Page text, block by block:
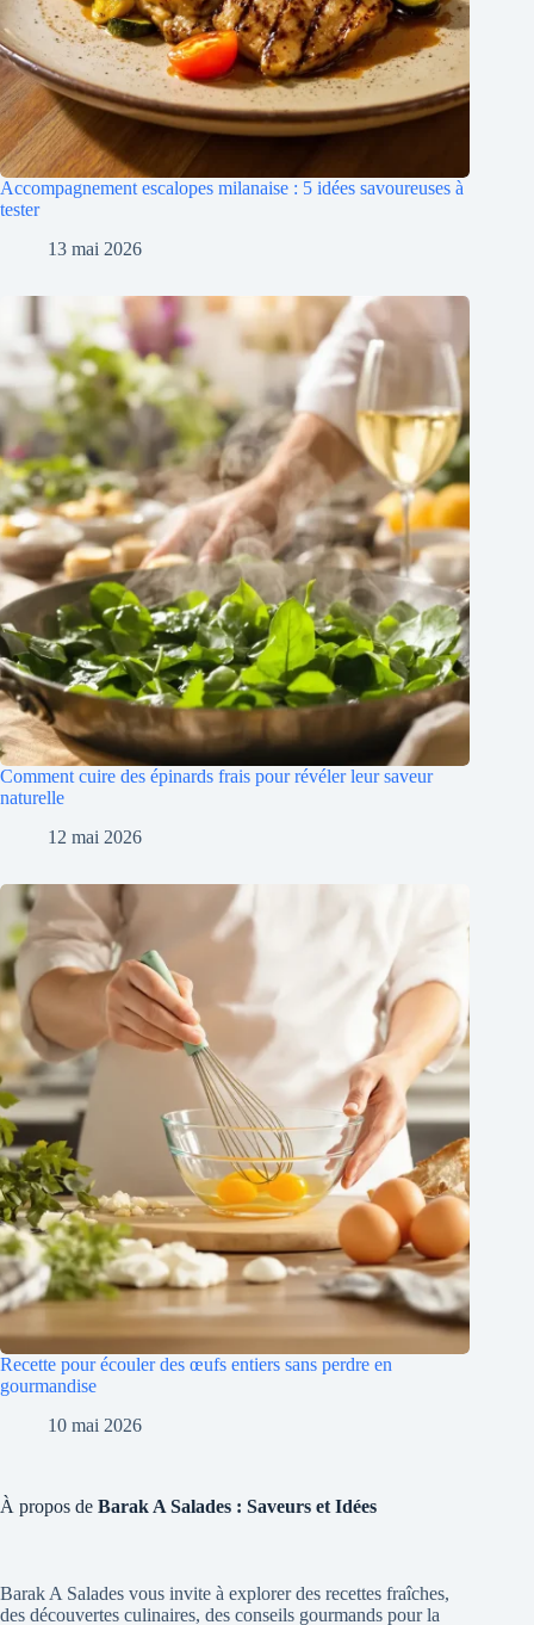
Accompagnement escalopes milanaise : 5 idées savoureuses à
tester
13 mai 2026
Comment cuire des épinards frais pour révéler leur saveur
naturelle
12 mai 2026
Recette pour écouler des œufs entiers sans perdre en
gourmandise
10 mai 2026
À propos de Barak A Salades : Saveurs et Idées
Barak A Salades vous invite à explorer des recettes fraîches,
des découvertes culinaires, des conseils gourmands pour la